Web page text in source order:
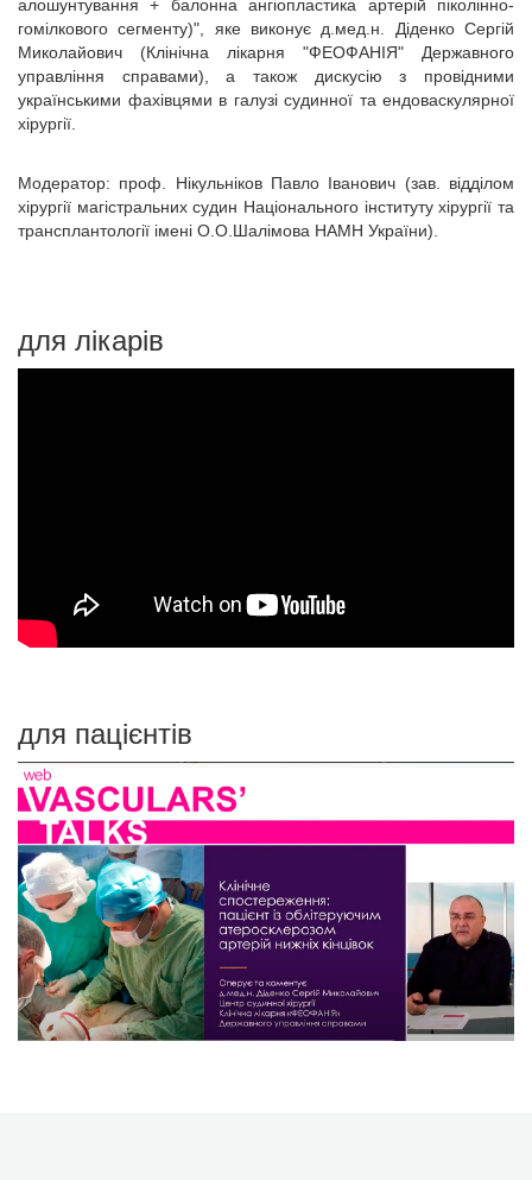
алошунтування + балонна ангіопластика артерій піколінно-
гомілкового сегменту)", яке виконує д.мед.н. Діденко Сергій
Миколайович (Клінічна лікарня "ФЕОФАНІЯ" Державного
управління справами), а також дискусію з провідними
українськими фахівцями в галузі судинної та ендоваскулярної
хірургії.
Модератор: проф. Нікульніков Павло Іванович (зав. відділом
хірургії магістральних судин Національного інституту хірургії та
трансплантології імені О.О.Шалімова НАМН України).
для лікарів
для пацієнтів